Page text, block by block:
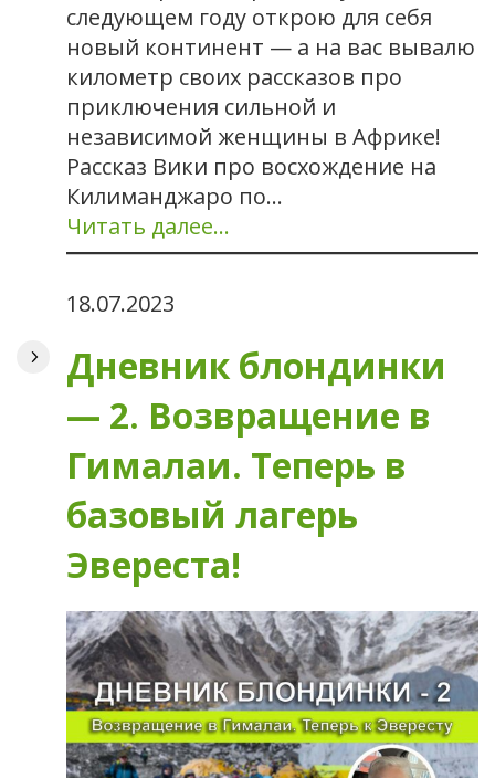
следующем году открою для себя
новый континент — а на вас вывалю
километр своих рассказов про
приключения сильной и
независимой женщины в Африке!
Рассказ Вики про восхождение на
Килиманджаро по…
Читать далее…
18.07.2023
Дневник блондинки
— 2. Возвращение в
Гималаи. Теперь в
базовый лагерь
Эвереста!